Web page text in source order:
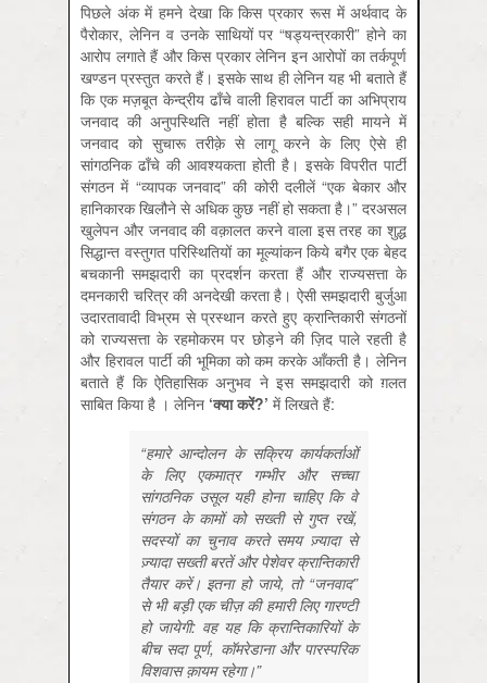
पिछले अंक में हमने देखा कि किस प्रकार रूस में अर्थवाद के
पैरोकार, लेनिन व उनके साथियों पर “षड्यन्त्रकारी” होने का
आरोप लगाते हैं और किस प्रकार लेनिन इन आरोपों का तर्कपूर्ण
खण्डन प्रस्तुत करते हैं। इसके साथ ही लेनिन यह भी बताते हैं
कि एक मज़बूत केन्द्रीय ढाँचे वाली हिरावल पार्टी का अभिप्राय
जनवाद की अनुपस्थिति नहीं होता है बल्कि सही मायने में
जनवाद को सुचारू तरीक़े से लागू करने के लिए ऐसे ही
सांगठनिक ढाँचे की आवश्यकता होती है। इसके विपरीत पार्टी
संगठन में “व्यापक जनवाद” की कोरी दलीलें “एक बेकार और
हानिकारक खिलौने से अधिक कुछ नहीं हो सकता है।” दरअसल
खुलेपन और जनवाद की वक़ालत करने वाला इस तरह का शुद्ध
सिद्धान्त वस्तुगत परिस्थितियों का मूल्यांकन किये बगैर एक बेहद
बचकानी समझदारी का प्रदर्शन करता हैं और राज्यसत्ता के
दमनकारी चरित्र की अनदेखी करता है। ऐसी समझदारी बुर्जुआ
उदारतावादी विभ्रम से प्रस्थान करते हुए क्रान्तिकारी संगठनों
को राज्यसत्ता के रहमोकरम पर छोड़ने की ज़िद पाले रहती है
और हिरावल पार्टी की भूमिका को कम करके आँकती है। लेनिन
बताते हैं कि ऐतिहासिक अनुभव ने इस समझदारी को ग़लत
साबित किया है । लेनिन ‘क्याकरें?’ में लिखते हैं:
“हमारे आन्दोलन के सक्रिय कार्यकर्ताओं
के लिए एकमात्र गम्भीर और सच्चा
सांगठनिक उसूल यही होना चाहिए कि वे
संगठन के कामों को सख्ती से गुप्त रखें,
सदस्यों का चुनाव करते समय ज़्यादा से
ज़्यादा सख्ती बरतें और पेशेवर क्रान्तिकारी
तैयार करें। इतना हो जाये, तो “जनवाद”
से भी बड़ी एक चीज़ की हमारी लिए गारण्टी
हो जायेगी: वह यह कि क्रान्तिकारियों के
बीच सदा पूर्ण, कॉमरेडाना और पारस्परिक
विशवास क़ायम रहेगा।”